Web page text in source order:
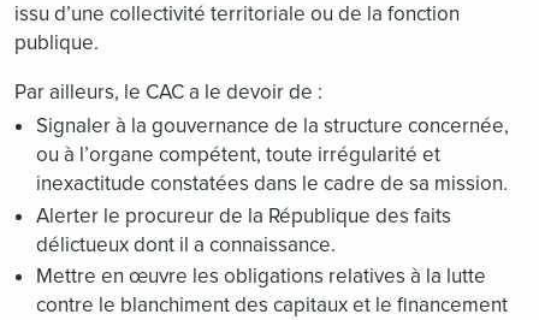
issu d’une collectivité territoriale ou de la fonction
publique.
Par ailleurs, le CAC a le devoir de :
Signaler à la gouvernance de la structure concernée,
ou à l’organe compétent, toute irrégularité et
inexactitude constatées dans le cadre de sa mission.
Alerter le procureur de la République des faits
délictueux dont il a connaissance.
Mettre en œuvre les obligations relatives à la lutte
contre le blanchiment des capitaux et le financement